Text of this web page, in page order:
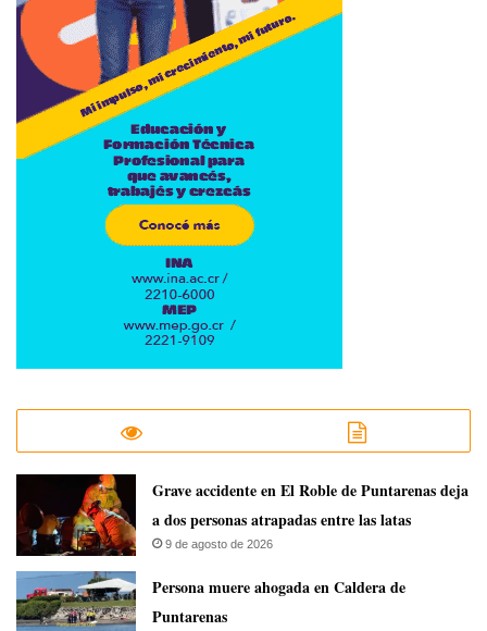
Grave accidente en El Roble de Puntarenas deja
a dos personas atrapadas entre las latas
9 de agosto de 2026
Persona muere ahogada en Caldera de
Puntarenas